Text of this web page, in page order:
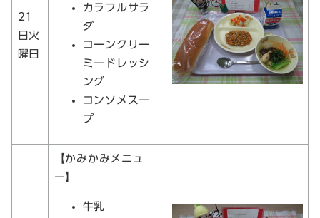
21
日火
曜日
カラフルサラ
ダ
コーンクリー
ミードレッシ
ング
コンソメスー
プ
【かみかみメニュ
ー】
牛乳